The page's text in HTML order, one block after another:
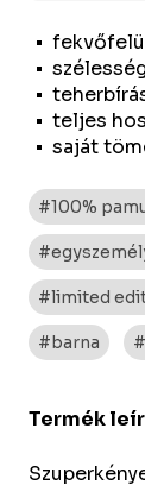
teljes
saját
#100%
#limited
#barna
Termék